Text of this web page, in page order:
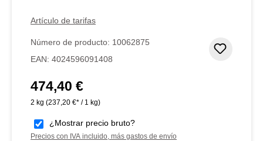
Artículo de tarifas
Número de producto: 10062875
EAN: 4024596091408
Precio normal:
474,40 €
2 kg (237,20 €* / 1 kg)
¿Mostrar precio bruto?
Precios con IVA incluido, más gastos de envío